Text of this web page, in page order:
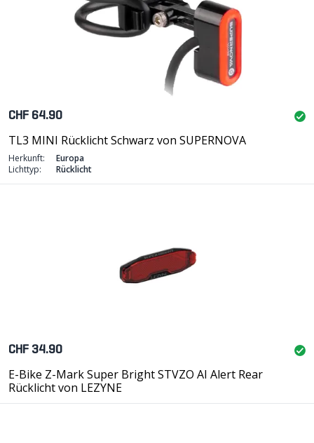
CHF 64.90
TL3 MINI Rücklicht Schwarz von SUPERNOVA
Herkunft:
Europa
Lichttyp:
Rücklicht
CHF 34.90
E-Bike Z-Mark Super Bright STVZO AI Alert Rear
Rücklicht von LEZYNE